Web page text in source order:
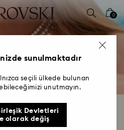
0
Takılar
saçın. Her bir parça yıldızların...
sunulmaktadır
seçili ülkede bulunan
unutmayın.
Devletleri
olarak değiş